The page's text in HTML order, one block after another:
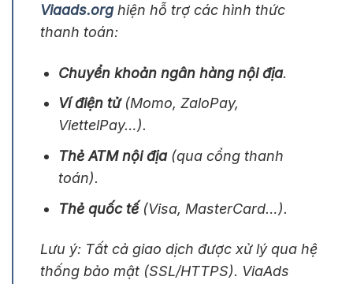
Viaads.orghiện hỗ trợ các hình thức
thanh toán:
Chuyển khoản ngân hàng nội địa.
Ví điện tử(Momo, ZaloPay,
ViettelPay…).
Thẻ ATM nội địa(qua cổng thanh
toán).
Thẻ quốc tế (Visa, MasterCard…).
Lưu ý:Tất cả giao dịch được xử lý qua hệ
thống bảo mật (SSL/HTTPS). ViaAds